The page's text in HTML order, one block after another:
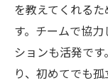
を教えてくれる
す。チームで協
ションも活発で
り、初めてでも